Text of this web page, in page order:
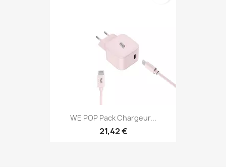
WE POP Pack Chargeur...
21,42 €